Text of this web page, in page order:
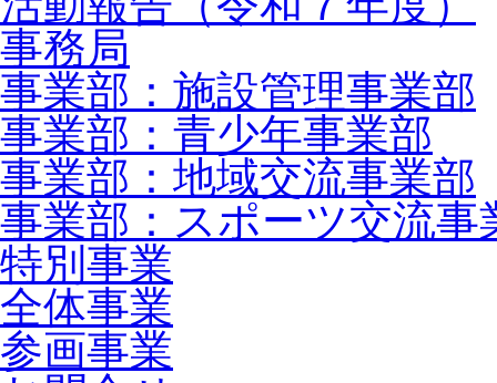
事務局
事業部：施設管理事業部
事業部：青少年事業部
事業部：地域交流事業部
事業部：スポーツ交流事
特別事業
全体事業
参画事業